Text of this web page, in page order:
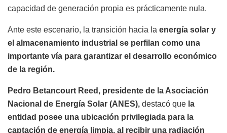
capacidad de generación propia es prácticamente nula.
Ante este escenario, la transición hacia la energía solar y
el almacenamiento industrial se perfilan como una
importante vía para garantizar el desarrollo económico
de la región.
Pedro Betancourt Reed, presidente de la Asociación
Nacional de Energía Solar (ANES), destacó que la
entidad posee una ubicación privilegiada para la
captación de energía limpia, al recibir una radiación